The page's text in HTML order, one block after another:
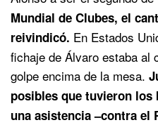
Mundial de Clubes, el
reivindicó. En Estados
fichaje de Álvaro estaba al
golpe encima de la mesa.
posibles que tuvieron
una asistencia –contra el